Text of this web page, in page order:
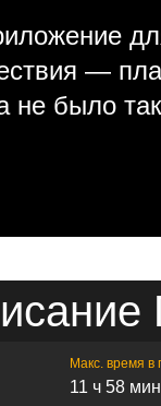
—
не было
Макс. время в
11 ч 58 мин